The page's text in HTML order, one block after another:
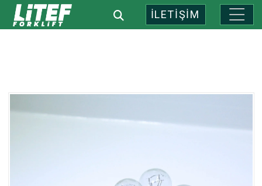
İLETİŞİM